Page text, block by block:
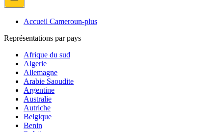
Accueil Cameroun-plus
Représentations par pays
Afrique du sud
Algerie
Allemagne
Arabie Saoudite
Argentine
Australie
Autriche
Belgique
Benin